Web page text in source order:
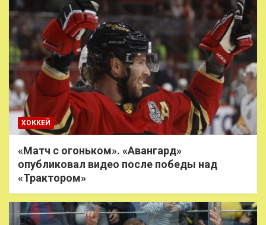
ХОККЕЙ
«Матч с огоньком». «Авангард»
опубликовал видео после победы над
«Трактором»